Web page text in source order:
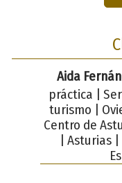
Aida
práctica |
turismo |
Centro de
| Asturias